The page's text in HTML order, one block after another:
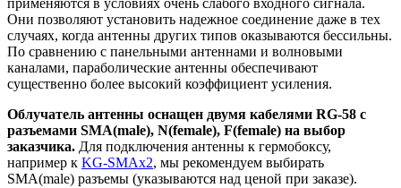
применяются в условиях очень слабого входного сигнала.
Они позволяют установить надежное соединение даже в тех
случаях, когда антенны других типов оказываются бессильны.
По сравнению с панельными антеннами и волновыми
каналами, параболические антенны обеспечивают
существенно более высокий коэффициент усиления.
Облучатель антенны оснащен двумя кабелями RG-58 с
разъемами SMA(male), N(female), F(female) на выбор
заказчика. Для подключения антенны к гермобоксу,
например к KG-SMAx2, мы рекомендуем выбирать
SMA(male) разъемы (указываются над ценой при заказе).